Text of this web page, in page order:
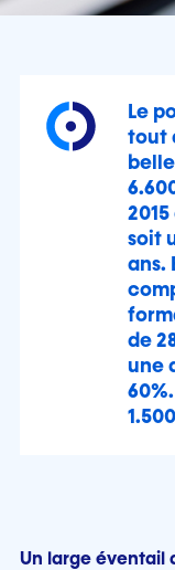
Le
tout
soit
ans.
de
une
Un large éventail